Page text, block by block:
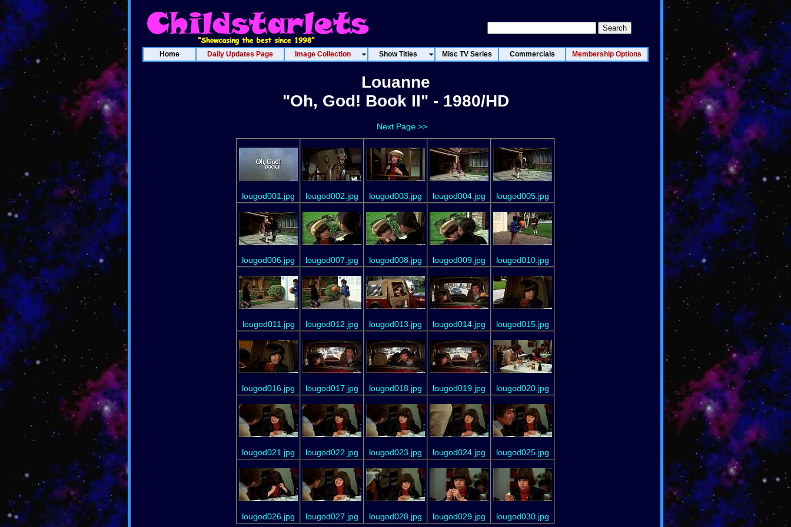
Home Daily Updates Page Image Collection Show Titles Misc TV Series Commercials Membership Options
Louanne
"Oh, God! Book II" - 1980/HD
Next Page >>
lougod001.jpg lougod002.jpg lougod003.jpg lougod004.jpg lougod005.jpg
lougod006.jpg lougod007.jpg lougod008.jpg lougod009.jpg lougod010.jpg
lougod011.jpg lougod012.jpg lougod013.jpg lougod014.jpg lougod015.jpg
lougod016.jpg lougod017.jpg lougod018.jpg lougod019.jpg lougod020.jpg
lougod021.jpg lougod022.jpg lougod023.jpg lougod024.jpg lougod025.jpg
lougod026.jpg lougod027.jpg lougod028.jpg lougod029.jpg lougod030.jpg